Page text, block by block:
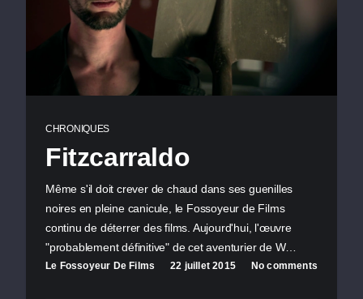
CHRONIQUES
Fitzcarraldo
Même s'il doit crever de chaud dans ses guenilles
noires en pleine canicule, le Fossoyeur de Films
continu de déterrer des films. Aujourd'hui, l'œuvre
"probablement définitive" de cet aventurier de W…
Le Fossoyeur De Films 22 juillet 2015 No comments